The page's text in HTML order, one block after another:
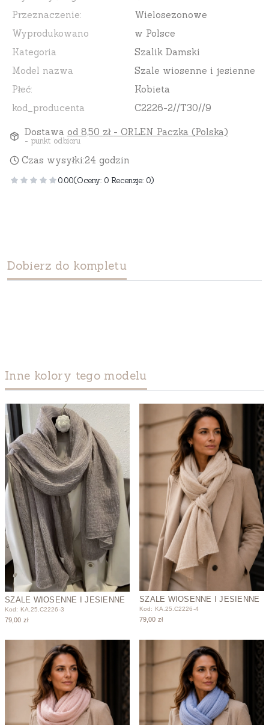
Przeznaczenie:
Wielosezonowe
Wyprodukowano
w Polsce
Kategoria
Szalik Damski
Model nazwa
Szale wiosenne i jesienne
Płeć:
Kobieta
kod_producenta
C2226-2//T30//9
Dostawa od 8,50 zł - ORLEN Paczka (Polska)
- punkt odbioru
Czas wysyłki:24 godzin
0.00(Oceny: 0 Recenzje: 0)
Dobierz do kompletu
Inne kolory tego modelu
SZALE WIOSENNE I JESIENNE
Kod: KA.25.C2226-3
79,00 zł
SZALE WIOSENNE I JESIENNE
Kod: KA.25.C2226-4
79,00 zł